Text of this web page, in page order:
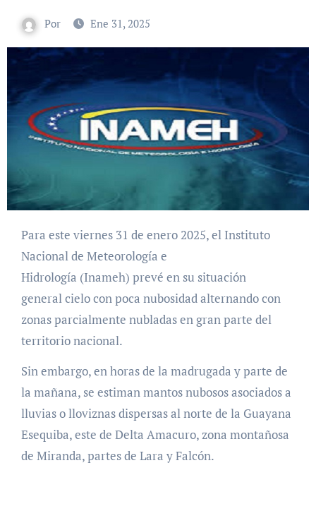
Por Ene 31, 2025
Para este viernes 31 de enero 2025, el Instituto
Nacional de Meteorología e
Hidrología (Inameh) prevé en su situación
general cielo con poca nubosidad alternando con
zonas parcialmente nubladas en gran parte del
territorio nacional.
Sin embargo, en horas de la madrugada y parte de
la mañana, se estiman mantos nubosos asociados a
lluvias o lloviznas dispersas al norte de la Guayana
Esequiba, este de Delta Amacuro, zona montañosa
de Miranda, partes de Lara y Falcón.